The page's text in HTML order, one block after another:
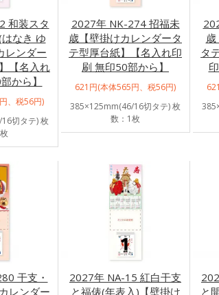
和装スタ
なき ゆ
レンダー
【名入れ
から】
、税56円)
切タテ) 枚
2027年 NK-274 招福未
歳【壁掛けカレンダータ
テ型厚台紙】【名入れ印
刷 無印50部から】
621円(本体565円、税56円)
385×125mm(46/16切タテ) 枚
数：1枚
タ
干支・
レンダー
2027年 NA-15 紅白干支
と福俵(年表入)【壁掛け
と